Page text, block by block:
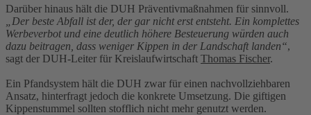
Darüber hinaus hält die DUH Präventivmaßnahmen für sinnvoll.
„Der beste Abfall ist der, der gar nicht erst entsteht. Ein komplettes
Werbeverbot und eine deutlich höhere Besteuerung würden auch
dazu beitragen, dass weniger Kippen in der Landschaft landen“,
sagt der DUH-Leiter für Kreislaufwirtschaft Thomas Fischer.
Ein Pfandsystem hält die DUH zwar für einen nachvollziehbaren
Ansatz, hinterfragt jedoch die konkrete Umsetzung. Die giftigen
Kippenstummel sollten stofflich nicht mehr genutzt werden.